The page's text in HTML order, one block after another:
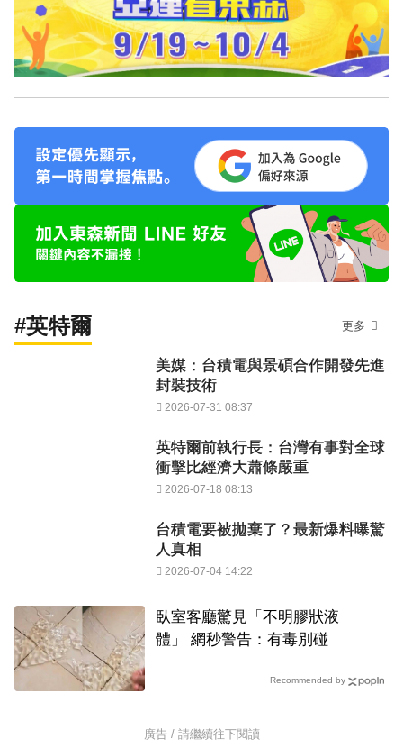
#英特爾 更多
美媒：台積電與景碩合作開發先進
封裝技術
2026-07-31 08:37
英特爾前執行長：台灣有事對全球
衝擊比經濟大蕭條嚴重
2026-07-18 08:13
台積電要被拋棄了？最新爆料曝驚
人真相
2026-07-04 14:22
臥室客廳驚見「不明膠狀液
體」 網秒警告：有毒別碰
Recommended by
廣告 / 請繼續往下閱讀